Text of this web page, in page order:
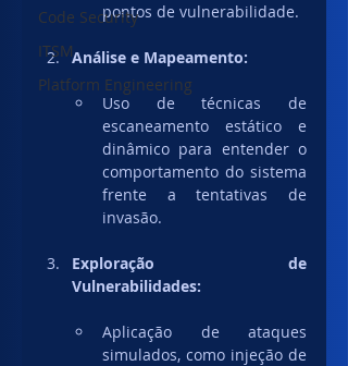
Code Security
ITSM
Platform Engineering
pontos de vulnerabilidade.
Análise e Mapeamento:
Uso de técnicas de
escaneamento estático e
dinâmico para entender o
comportamento do sistema
frente a tentativas de
invasão.
Exploração de
Vulnerabilidades:
Aplicação de ataques
simulados, como injeção de